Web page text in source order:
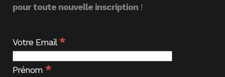
pour toute nouvelle inscription !
Votre Email*
Prénom *